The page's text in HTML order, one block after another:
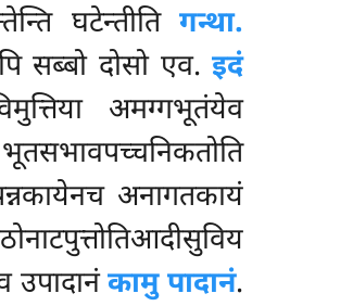
घटेन्तीतिगन्था.
सब्बो दोसो एव.इदं
अमग्गभूतंयेव
अनागतकायं
उपादानंकामु पादानं.